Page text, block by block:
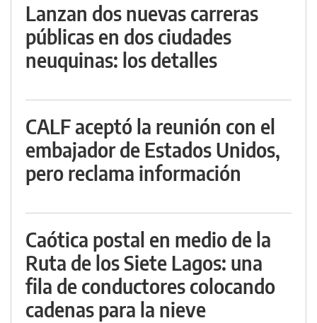
Lanzan dos nuevas carreras
públicas en dos ciudades
neuquinas: los detalles
CALF aceptó la reunión con el
embajador de Estados Unidos,
pero reclama información
Caótica postal en medio de la
Ruta de los Siete Lagos: una
fila de conductores colocando
cadenas para la nieve